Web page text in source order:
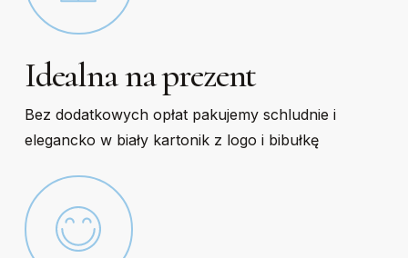
Idealna na prezent
Bez dodatkowych opłat pakujemy schludnie i
elegancko w biały kartonik z logo i bibułkę